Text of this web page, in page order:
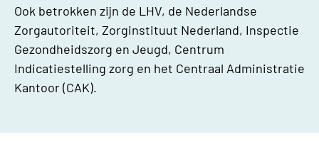
Ook betrokken zijn de LHV, de Nederlandse
Zorgautoriteit, Zorginstituut Nederland, Inspectie
Gezondheidszorg en Jeugd, Centrum
Indicatiestelling zorg en het Centraal Administratie
Kantoor (CAK).